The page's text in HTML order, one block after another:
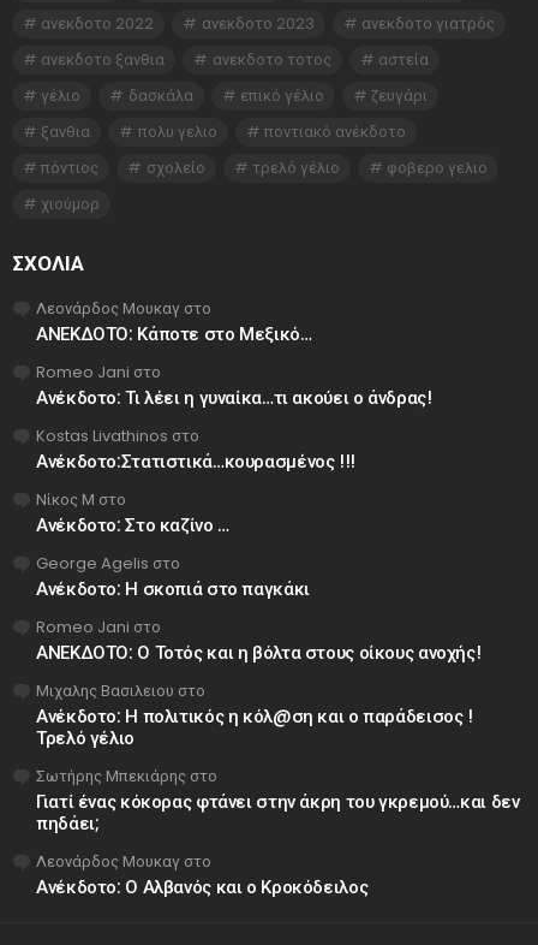
ανεκδοτο 2022
ανεκδοτο 2023
ανεκδοτο γιατρός
ανεκδοτο ξανθια
ανεκδοτο τοτος
αστεία
γέλιο
δασκάλα επικό γέλιο
ζευγάρι
ξανθια
πολυ γελιο
ποντιακό ανέκδοτο
πόντιος
σχολείο τρελό γέλιο
φοβερο γελιο
χιούμορ
ΣΧΌΛΙΑ
Λεονάρδος Μουκαγ στο
ΑΝΕΚΔΟΤΟ: Κάποτε στο Μεξικό…
Romeo Jani στο
Ανέκδοτο: Τι λέει η γυναίκα…τι ακούει ο άνδρας!
Kostas Livathinos στο
Ανέκδοτο:Στατιστικά…κουρασμένος !!!
Νίκος Μ στο
Ανέκδοτο: Στο καζίνο …
George Agelis στο
Ανέκδοτο: Η σκοπιά στο παγκάκι
Romeo Jani στο
ΑΝΕΚΔΟΤΟ: Ο Τοτός και η βόλτα στους οίκους ανοχής!
Μιχαλης Βασιλειου στο
Ανέκδοτο: Η πολιτικός η κόλ@ση και ο παράδεισος !
Τρελό γέλιο
Σωτήρης Μπεκιάρης στο
Γιατί ένας κόκορας φτάνει στην άκρη του γκρεμού…και δεν
πηδάει;
Λεονάρδος Μουκαγ στο
Ανέκδοτο: Ο Αλβανός και ο Κροκόδειλος